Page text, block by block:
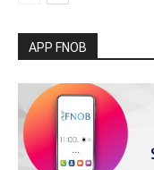
APP FNOB